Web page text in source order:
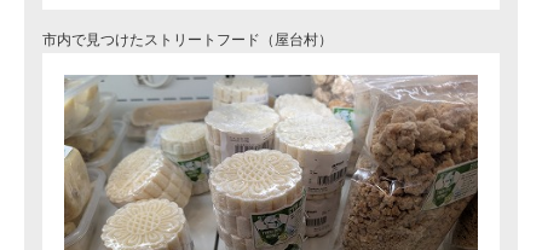
市内で見つけたストリートフード（屋台村）